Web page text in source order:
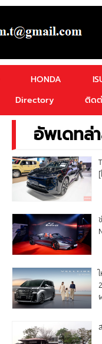
HONDA
Directory ติด
อัพเดทล่